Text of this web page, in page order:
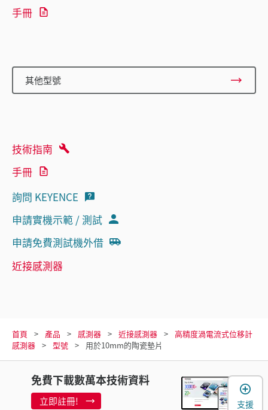
手冊
其他型號
技術指南
手冊
詢問 KEYENCE
申請實機示範 / 測試
申請免費測試機外借
近接感測器
首頁 產品 感測器 近接感測器
高精度渦電流式位移計
感測器
型號 用於10mm的陶瓷墊片
免費下載數萬本技術資料
立即註冊!
支援